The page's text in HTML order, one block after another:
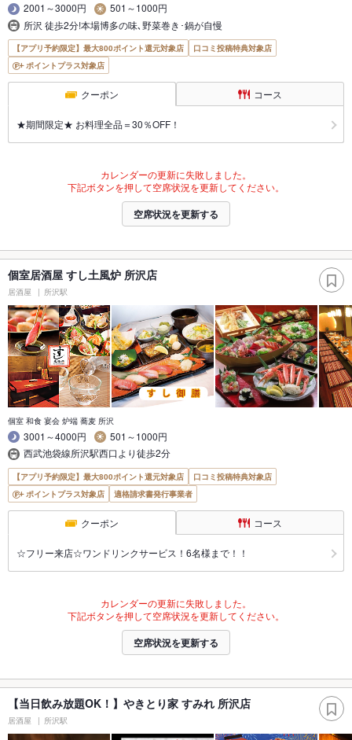
2001～3000円
501～1000円
所沢 徒歩2分!本場博多の味､野菜巻き･鍋が自慢
【アプリ予約限定】最大800ポイント還元対象店
口コミ投稿特典対象店
ポイントプラス対象店
クーポン コース
★期間限定★ お料理全品＝30％OFF！
カレンダーの更新に失敗しました。
下記ボタンを押して空席状況を更新してください。
空席状況を更新する
個室居酒屋 すし土風炉 所沢店
居酒屋 所沢駅
個室 和食 宴会 炉端 蕎麦 所沢
3001～4000円
501～1000円
西武池袋線所沢駅西口より徒歩2分
【アプリ予約限定】最大800ポイント還元対象店
口コミ投稿特典対象店
ポイントプラス対象店
適格請求書発行事業者
クーポン コース
☆フリー来店☆ワンドリンクサービス！6名様まで！！
カレンダーの更新に失敗しました。
下記ボタンを押して空席状況を更新してください。
空席状況を更新する
【当日飲み放題OK！】やきとり家 すみれ 所沢店
居酒屋 所沢駅